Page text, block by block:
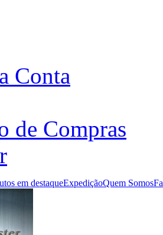
Conta
de Compras
em destaqueExpediçãoQuem Somos